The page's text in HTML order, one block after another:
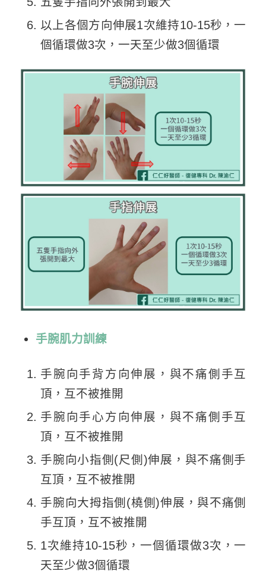
以上各個方向伸展1次維持10-15秒，一
個循環做3次，一天至少做3個循環
手腕肌力訓練
手腕向手背方向伸展，與不痛側手互
頂，互不被推開
手腕向手心方向伸展，與不痛側手互
頂，互不被推開
手腕向小指側(尺側)伸展，與不痛側手
互頂，互不被推開
手腕向大拇指側(橈側)伸展，與不痛側
手互頂，互不被推開
1次維持10-15秒，一個循環做3次，一
天至少做3個循環